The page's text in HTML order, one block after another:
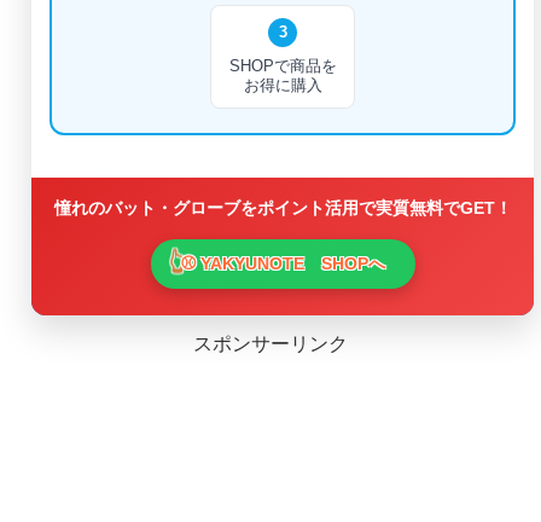
3
SHOPで商品を
お得に購入
憧れのバット・グローブをポイント活用で実質無料でGET！
⚾ YAKYUNOTE SHOPへ
スポンサーリンク